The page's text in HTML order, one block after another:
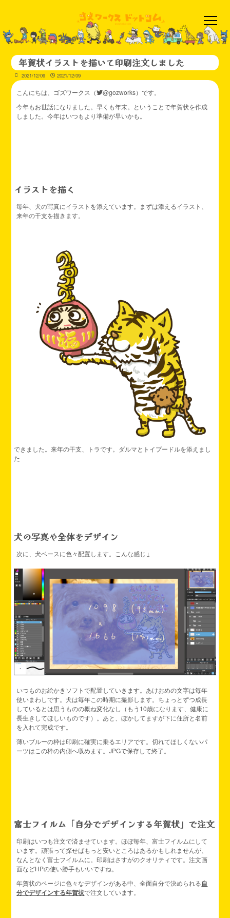
年賀状イラストを描いて印刷注文しました
2021/12/09 2021/12/09
こんにちは、ゴズワークス（ @gozworks）です。
今年もお世話になりました。早くも年末。ということで年賀状を作成
しました。今年はいつもより準備が早いかも。
イラストを描く
毎年、犬の写真にイラストを添えています。まずは添えるイラスト、
来年の干支を描きます。
できました。来年の干支、トラです。ダルマとトイプードルを添えまし
た
犬の写真や全体をデザイン
次に、犬ベースに色々配置します。こんな感じ↓
いつものお絵かきソフトで配置していきます。あけおめの文字は毎年
使いまわしです。犬は毎年この時期に撮影します。ちょっとずつ成長
しているとは思うものの概ね変化なし（もう10歳になります、健康に
長生きしてほしいものです）。あと、ぼかしてますが下に住所と名前
を入れて完成です。
薄いブルーの枠は印刷に確実に乗るエリアです。切れてほしくないパ
ーツはこの枠の内側へ収めます。JPGで保存して終了。
富士フイルム「自分でデザインする年賀状」で注文
印刷はいつも注文で済ませています。ほぼ毎年、富士フイルムにして
います。頑張って探せばもっと安いところはあるかもしれませんが、
なんとなく富士フイルムに。印刷はさすがのクオリティです。注文画
面などHPの使い勝手もいいですね。
年賀状のページに色々なデザインがある中、全面自分で決められる自
分でデザインする年賀状で注文しています。